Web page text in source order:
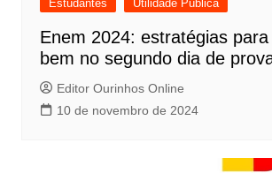
Estudantes Utilidade Pública
Enem 2024: estratégias
bem no segundo dia de
Editor Ourinhos Online
10 de novembro de 2024